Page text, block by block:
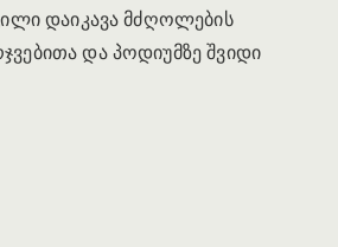
დაიკავა მძღოლების
და პოდიუმზე შვიდი